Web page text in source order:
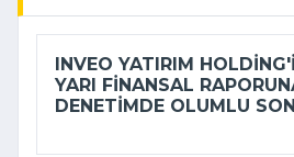
INVEO YATIRIM
YARI FINANSAL
DENETIMDE OLUMLU